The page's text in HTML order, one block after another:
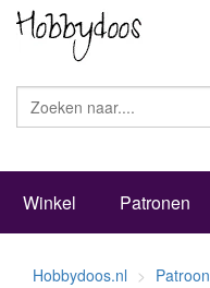
Winkel Patronen
Hobbydoos.nl Patroon